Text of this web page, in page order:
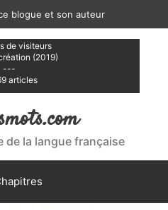
blogue et son auteur
de visiteurs
(2019)
---
articles
de la langue française